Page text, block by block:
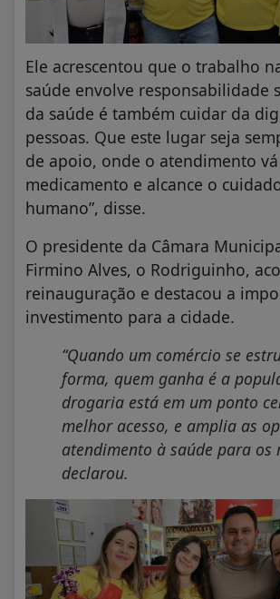
Ele acrescentou que o trabalho
saúde envolve responsabilidade
da saúde é também cuidar da
pessoas. Que este lugar seja
de apoio, onde o atendimento
medicamento e alcance o
humano”, disse.
O presidente da Câmara
Firmino Alves, o Rodriguinho,
reinauguração e destacou a
investimento para a cidade.
“Quando um comércio se
forma, quem ganha é a
drogaria está em um ponto
melhor acesso, e amplia as
atendimento à saúde para os
declarou.